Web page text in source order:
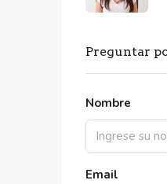
Preguntar
Nombre
Email